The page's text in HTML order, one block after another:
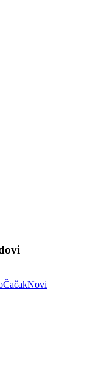
ČačakNovi